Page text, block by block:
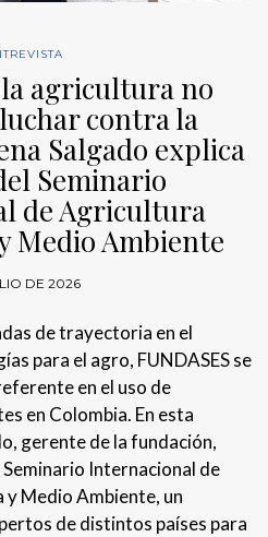
agricultura no
contra la
Salgado explica
Seminario
de Agricultura
Medio Ambiente
DE 2026
de trayectoria en el
para el agro, FUNDASES se
en el uso de
en Colombia. En esta
gerente de la fundación,
Internacional de
Medio Ambiente, un
de distintos países para